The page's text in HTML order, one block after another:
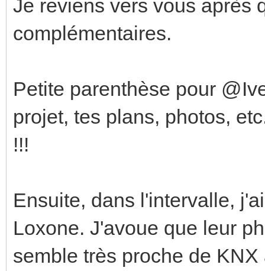
Je reviens vers vous après
complémentaires.
Petite parenthèse pour
projet, tes plans, photos,
!!!
Ensuite, dans l'intervalle,
Loxone. J'avoue que leur
semble très proche de